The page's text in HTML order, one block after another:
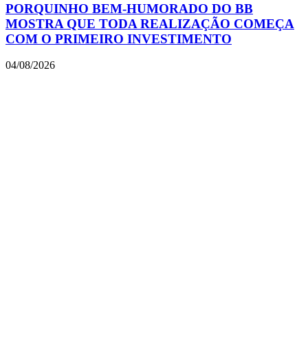
PORQUINHO BEM-HUMORADO DO BB
MOSTRA QUE TODA REALIZAÇÃO COMEÇA
COM O PRIMEIRO INVESTIMENTO
04/08/2026